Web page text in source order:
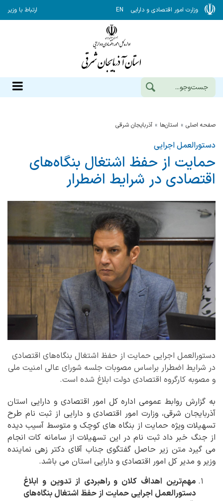
وزارت امور اقتصادی و دارایی EN ارتباط با وزیر
صفحه اصلی استان‌ها آذربايجان شرقي
دستورالعمل اجرایی
حمایت از حفظ اشتغال بنگاه‌های
اقتصادی در شرایط اضطرار
دستورالعمل اجرایی حمایت از حفظ اشتغال بنگاه‌های اقتصادی
در شرایط اضطرار براساس مصوبات جلسه شورای عالی امنیت ملی
و مصوبه کارگروه اقتصادی دولت ابلاغ شده است.
به گزارش روابط عمومی اداره کل امور اقتصادی و دارایی استان
آذربایجان شرقی، وزارت امور اقتصادی و دارایی از ثبت نام طرح
تسهیلات ویژه حمایت از بنگاه های کوچک و متوسط آسیب دیده
از جنگ خبر داد ثبت نام در این تسهیلات از سامانه کات انجام
می گیرد متن زیر حاصل گفتگوی جناب آقای دکتر زهی نماینده
وزیر و مدیر کل امور اقتصادی و دارایی استان می باشد.
مهم‌ترین اهداف کلان و راهبردی از تدوین و ابلاغ
دستورالعمل اجرایی حمایت از حفظ اشتغال بنگاه‌های